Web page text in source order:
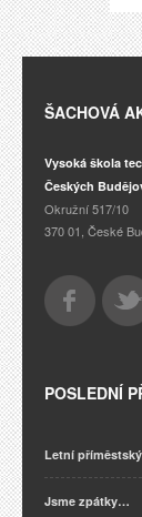
ŠACHOVÁ
Vysoká škola
Českých
Okružní 517/10
370 01, České
POSLEDNÍ
Letní
Jsme zpátky…